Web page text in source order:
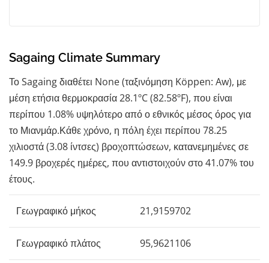
Sagaing Climate Summary
Το Sagaing διαθέτει None (ταξινόμηση Köppen: Aw), με
μέση ετήσια θερμοκρασία 28.1ºC (82.58ºF), που είναι
περίπου 1.08% υψηλότερο από ο εθνικός μέσος όρος για
το Μιανμάρ.Κάθε χρόνο, η πόλη έχει περίπου 78.25
χιλιοστά (3.08 ίντσες) βροχοπτώσεων, κατανεμημένες σε
149.9 βροχερές ημέρες, που αντιστοιχούν στο 41.07% του
έτους.
Γεωγραφικό μήκος 21,9159702
Γεωγραφικό πλάτος 95,9621106